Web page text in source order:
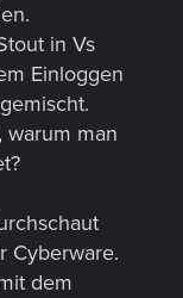
in Vs
Einloggen
warum man
Cyberware.
dem